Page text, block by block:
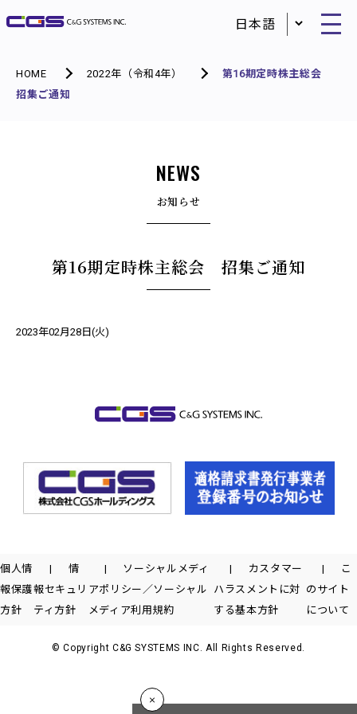
HOME 2022年（令和4年）
第16期定時株主総会
招集ご通知
NEWS
お知らせ
第16期定時株主総会 招集ご通知
2023年02月28日(火)
個人情
報保護
方針
情
報セキュリ
ティ方針
ソーシャルメディ
アポリシー／ソーシャル
メディア利用規約
カスタマー
ハラスメントに対
する基本方針
こ
のサイト
について
© Copyright C&G SYSTEMS INC. All Rights Reserved.